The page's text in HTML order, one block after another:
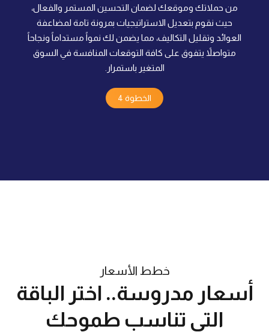
من حملاتك وموقعك لضمان التحسين المستمر والفعال،
حيث نقوم بتعديل الاستراتيجيات بمرونة تامة لمضاعفة
العوائد وتقليل التكاليف، مما يضمن لك نمواً مستداماً ونجاحاً
متواصلاً يتفوق على كافة التوقعات المنافسة في السوق
المتغير باستمرار.
الخطوة 4
خطط الأسعار
أسعار مدروسة.. اختر الباقة
التي تناسب طموحك